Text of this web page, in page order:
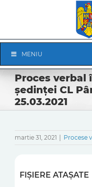
Navigation
MENIU
Proces verbal
ședinței CL
25.03.2021
martie 31, 2021 Procese
FIȘIERE ATAȘATE